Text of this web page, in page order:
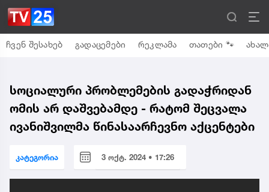
ჩვენ შესახებ გადაცემები რეკლამა თათები 🐾
სოციალური პრობლემების გადაჭრიდან
ომის არ დაშვებამდე - რატომ შეცვალა
ივანიშვილმა წინასაარჩევნო აქცენტები
კატეგორია 3 ოქტ. 2024 • 17:26